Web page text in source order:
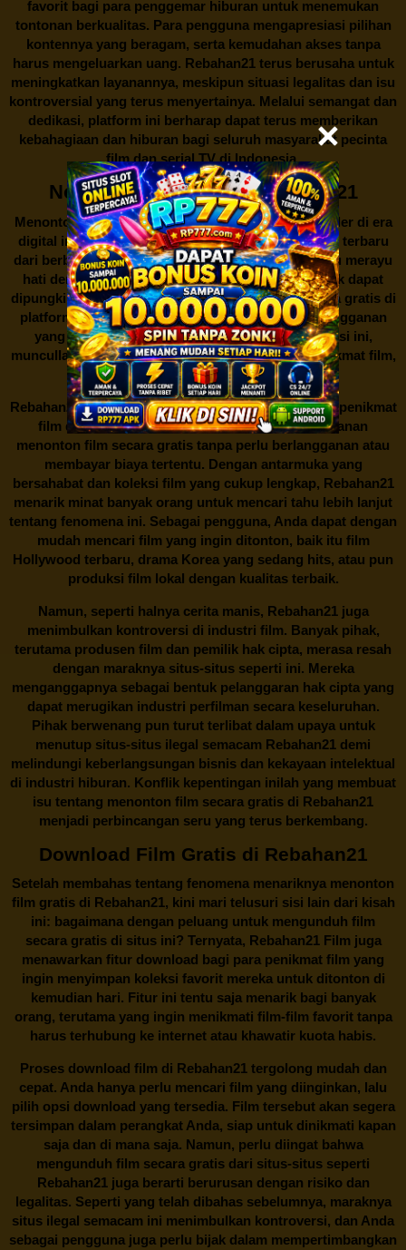
favorit bagi para penggemar hiburan untuk menemukan
tontonan berkualitas. Para pengguna mengapresiasi pilihan
kontennya yang beragam, serta kemudahan akses tanpa
harus mengeluarkan uang. Rebahan21terus berusaha untuk
meningkatkan layanannya, meskipun situasi legalitas dan isu
kontroversial yang terus menyertainya. Melalui semangat dan
dedikasi, platform ini berharap dapat terus memberikan
kebahagiaan dan hiburan bagi seluruh masyarakat pecinta
film dan serial TV di Indonesia.
Nonton Film Gratis di Rebahan21
Menonton film merupakan salah satu hiburan populer di era
digital ini. Banyak orang gemar menikmati film-film terbaru
dari berbagai genre untuk mengisi waktu luang atau merayu
hati dengan kisah yang mengharu biru. Namun, tak dapat
dipungkiri bahwa akses untuk menonton film secara gratis di
platform resmi seringkali memerlukan biaya berlangganan
yang tidak semua orang mampu. Di tengah situasi ini,
muncullah sebuah alternatif menarik bagi para penikmat film,
yaitu Rebahan21.
Rebahan21menjadi bualan hangat di kalangan para penikmat
film di Indonesia. Situs web ini menawarkan layanan
menonton film secara gratis tanpa perlu berlangganan atau
membayar biaya tertentu. Dengan antarmuka yang
bersahabat dan koleksi film yang cukup lengkap, Rebahan21
menarik minat banyak orang untuk mencari tahu lebih lanjut
tentang fenomena ini. Sebagai pengguna, Anda dapat dengan
mudah mencari film yang ingin ditonton, baik itu film
Hollywood terbaru, drama Korea yang sedang hits, atau pun
produksi film lokal dengan kualitas terbaik.
Namun, seperti halnya cerita manis, Rebahan21juga
menimbulkan kontroversi di industri film. Banyak pihak,
terutama produsen film dan pemilik hak cipta, merasa resah
dengan maraknya situs-situs seperti ini. Mereka
menganggapnya sebagai bentuk pelanggaran hak cipta yang
dapat merugikan industri perfilman secara keseluruhan.
Pihak berwenang pun turut terlibat dalam upaya untuk
menutup situs-situs ilegal semacam Rebahan21 demi
melindungi keberlangsungan bisnis dan kekayaan intelektual
di industri hiburan. Konflik kepentingan inilah yang membuat
isu tentang menonton film secara gratis di Rebahan21
menjadi perbincangan seru yang terus berkembang.
Download Film Gratis di Rebahan21
Setelah membahas tentang fenomena menariknya menonton
film gratis di Rebahan21, kini mari telusuri sisi lain dari kisah
ini: bagaimana dengan peluang untuk mengunduh film
secara gratis di situs ini? Ternyata, Rebahan21 Film juga
menawarkan fitur download bagi para penikmat film yang
ingin menyimpan koleksi favorit mereka untuk ditonton di
kemudian hari. Fitur ini tentu saja menarik bagi banyak
orang, terutama yang ingin menikmati film-film favorit tanpa
harus terhubung ke internet atau khawatir kuota habis.
Proses download film di Rebahan21tergolong mudah dan
cepat. Anda hanya perlu mencari film yang diinginkan, lalu
pilih opsi download yang tersedia. Film tersebut akan segera
tersimpan dalam perangkat Anda, siap untuk dinikmati kapan
saja dan di mana saja. Namun, perlu diingat bahwa
mengunduh film secara gratis dari situs-situs seperti
Rebahan21 juga berarti berurusan dengan risiko dan
legalitas. Seperti yang telah dibahas sebelumnya, maraknya
situs ilegal semacam ini menimbulkan kontroversi, dan Anda
sebagai pengguna juga perlu bijak dalam mempertimbangkan